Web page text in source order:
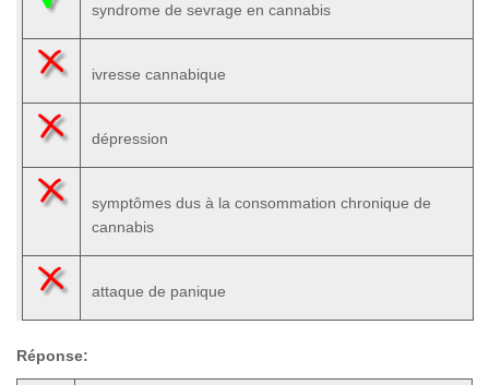
syndrome de sevrage en cannabis
ivresse cannabique
dépression
symptômes dus à la consommation chronique de
cannabis
attaque de panique
Réponse: